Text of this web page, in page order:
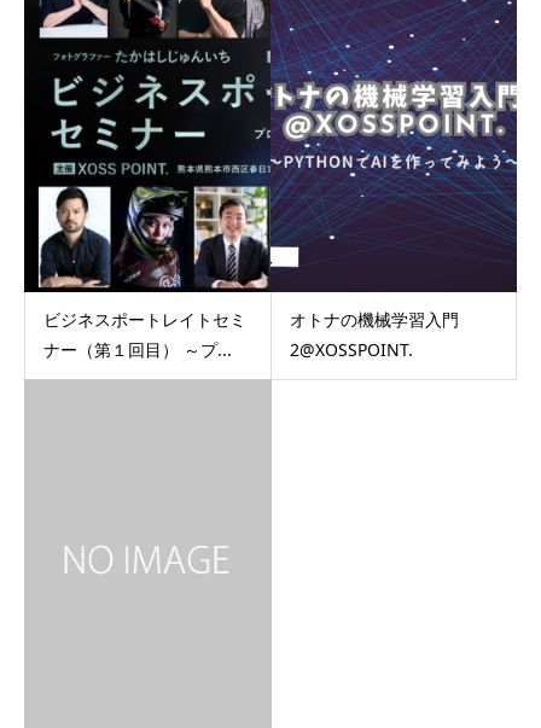
ビジネスポートレイトセミ
ナー（第１回目） ～プ...
オトナの機械学習入門
2@XOSSPOINT.